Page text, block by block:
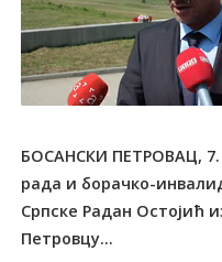
БОСАНСКИ ПЕТРОВАЦ,
рада и борачко-
Српске Радан Остојић
Петровцу...